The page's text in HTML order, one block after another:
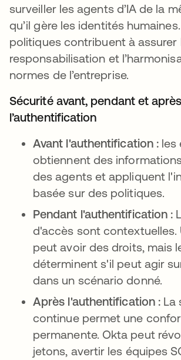
surveiller les agents d’IA de la
qu’il gère les identités
politiques contribuent à assurer
responsabilisation et
normes de l’entreprise.
Sécurité avant, pendant et après
l’authentification
Avant l'authentification : les
obtiennent des
des agents et appliquent
basée sur des politiques.
Pendant l'authentification :
d'accès sont contextuelles.
peut avoir des droits, mais
déterminent s'il peut agir
dans un scénario donné.
Après l'authentification : La
continue permet une
permanente. Okta peut
jetons, avertir les équipes